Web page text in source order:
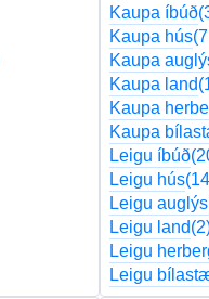
Kaupa íbúð
Kaupa hús
Kaupa
Kaupa land
Kaupa
Kaupa
Leigu íbúð
Leigu hús
Leigu
Leigu land
Leigu
Leigu